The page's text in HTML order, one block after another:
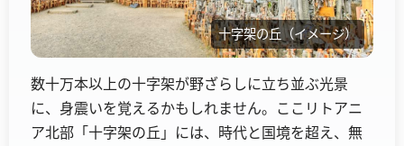
十字架の丘（イメージ）
数十万本以上の十字架が野ざらしに立ち並ぶ光景
に、身震いを覚えるかもしれません。ここリトアニ
ア北部「十字架の丘」には、時代と国境を超え、無